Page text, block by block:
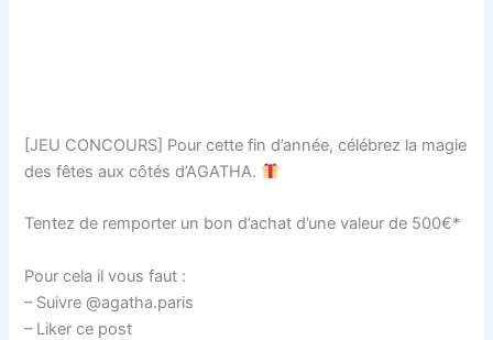
[JEU CONCOURS] Pour cette fin d’année, célébrez la magie
des fêtes aux côtés d’AGATHA.
Tentez de remporter un bon d’achat d’une valeur de 500€*
Pour cela il vous faut :
– Suivre @agatha.paris
– Liker ce post